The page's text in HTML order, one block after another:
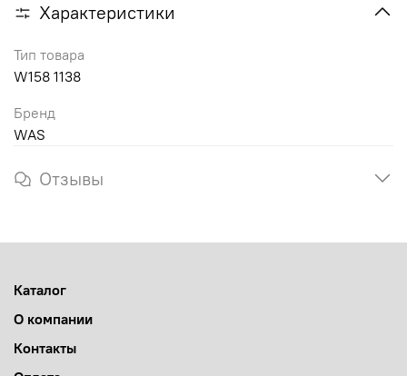
Характеристики
Тип товара
W158 1138
Бренд
WAS
Отзывы
Каталог
О компании
Контакты